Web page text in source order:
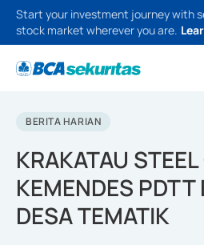
Start your investment journey with
stock market wherever you are.
BERITA HARIAN
KRAKATAU
KEMENDES PDTT
DESA TEMATIK